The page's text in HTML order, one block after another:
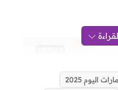
اليوم 2025